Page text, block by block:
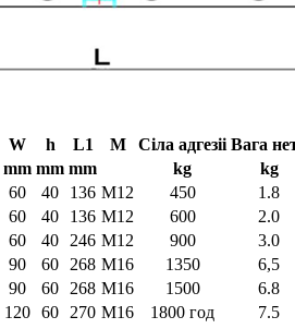
W h L1 M Сіла адгезіі Вага
mm mm mm kg
kg
60 40 136 М12 450
1.8
60 40 136 М12 600
2.0
60 40 246 М12 900
3.0
90 60 268 М16 1350
6,5
90 60 268 М16 1500
6.8
120 60 270 М16 1800 год
7.5